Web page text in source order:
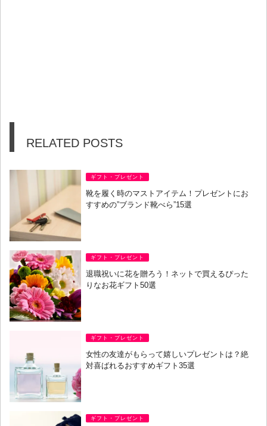
RELATED POSTS
ギフト・プレゼント
靴を履く時のマストアイテム！プレゼントにお
すすめの”ブランド靴べら”15選
ギフト・プレゼント
退職祝いに花を贈ろう！ネットで買えるぴった
りなお花ギフト50選
ギフト・プレゼント
女性の友達がもらって嬉しいプレゼントは？絶
対喜ばれるおすすめギフト35選
ギフト・プレゼント